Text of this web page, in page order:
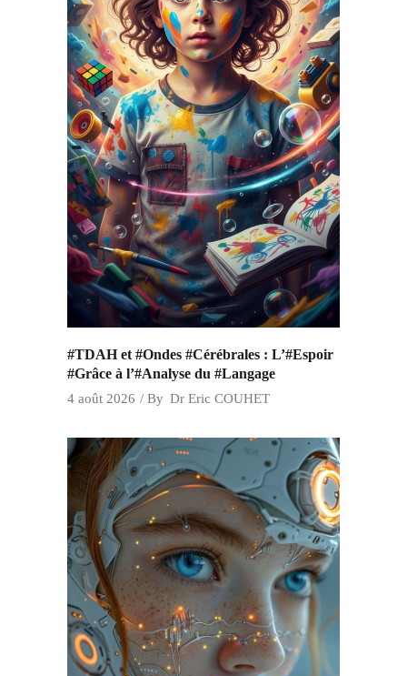
#TDAH et #Ondes #Cérébrales : L’#Espoir
#Grâce à l’#Analyse du #Langage
4 août 2026 By Dr Eric COUHET